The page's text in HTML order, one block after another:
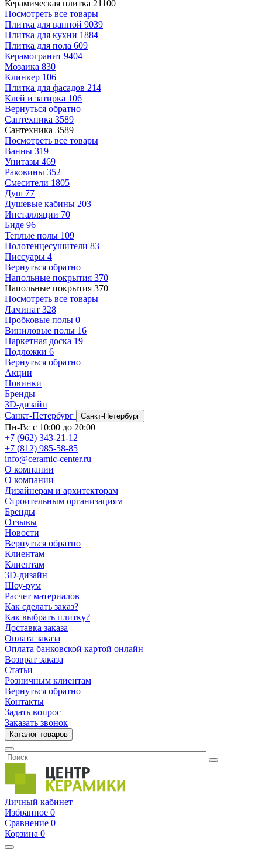
Керамическая плитка 21100
Посмотреть все товары
Плитка для ванной 9039
Плитка для кухни 1884
Плитка для пола 609
Керамогранит 9404
Мозаика 830
Клинкер 106
Плитка для фасадов 214
Клей и затирка 106
Вернуться обратно
Сантехника 3589
Сантехника 3589
Посмотреть все товары
Ванны 319
Унитазы 469
Раковины 352
Смесители 1805
Душ 77
Душевые кабины 203
Инсталляции 70
Биде 96
Теплые полы 109
Полотенцесушители 83
Писсуары 4
Вернуться обратно
Напольные покрытия 370
Напольные покрытия 370
Посмотреть все товары
Ламинат 328
Пробковые полы 0
Виниловые полы 16
Паркетная доска 19
Подложки 6
Вернуться обратно
Акции
Новинки
Бренды
3D-дизайн
Санкт-Петербург
Санкт-Петербург
Пн-Вс с 10:00 до 20:00
+7 (962) 343-21-12
+7 (812) 985-58-85
info@ceramic-center.ru
О компании
О компании
Дизайнерам и архитекторам
Строительным организациям
Бренды
Отзывы
Новости
Вернуться обратно
Клиентам
Клиентам
3D-дизайн
Шоу-рум
Расчет материалов
Как сделать заказ?
Как выбрать плитку?
Доставка заказа
Оплата заказа
Оплата банковской картой онлайн
Возврат заказа
Статьи
Розничным клиентам
Вернуться обратно
Контакты
Задать вопрос
Заказать звонок
Каталог товаров
Личный кабинет
Избранное 0
Сравнение 0
Корзина 0